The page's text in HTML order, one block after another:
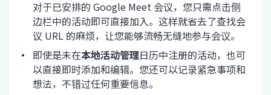
对于已安排的 Google Meet 会议，您只需点击侧
边栏中的活动即可直接加入。这样就省去了查找会
议 URL 的麻烦，让您能够流畅无缝地参与会议。
即使是未在本地活动管理日历中注册的活动，也可
以直接即时添加和编辑。您还可以记录紧急事项和
想法，不错过任何重要信息。